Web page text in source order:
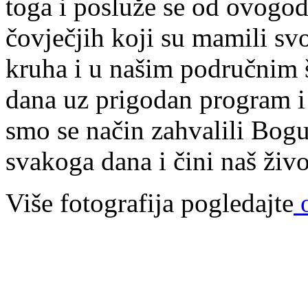
toga i posluže se od
čovječjih koji su mamili
kruha i u našim područnim
dana uz prigodan
smo se način zahvalili
svakoga dana i čini naš
Više fotografija pogledajte